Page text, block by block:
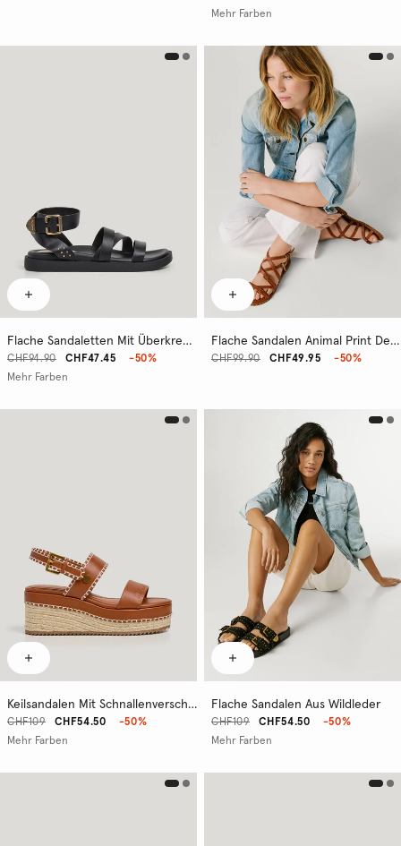
Mehr Farben
Flache Sandaletten Mit Überkreuzten Riemen
CHF47.45
CHF94.90
-50%
Mehr Farben
Flache Sandalen Animal Print Details
CHF49.95
CHF99.90 -50%
Keilsandalen Mit Schnallenverschluss
CHF54.50
CHF109
-50%
Mehr Farben
Flache Sandalen Aus Wildleder
CHF54.50
CHF109
-50%
Mehr Farben